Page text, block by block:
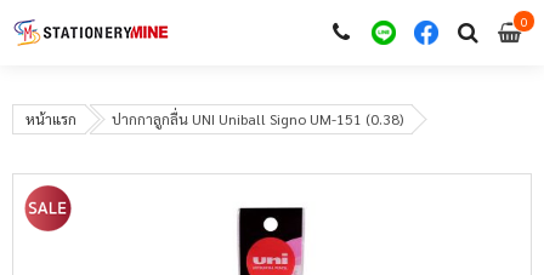
00
หน้าแรก ปากกาลูกลื่น UNI Uniball Signo UM-151 (0.38)